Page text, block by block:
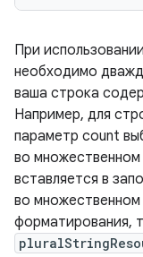
При
необходимо
ваша строка
Например, для
параметр count
во
вставляется в
во
форматирования,